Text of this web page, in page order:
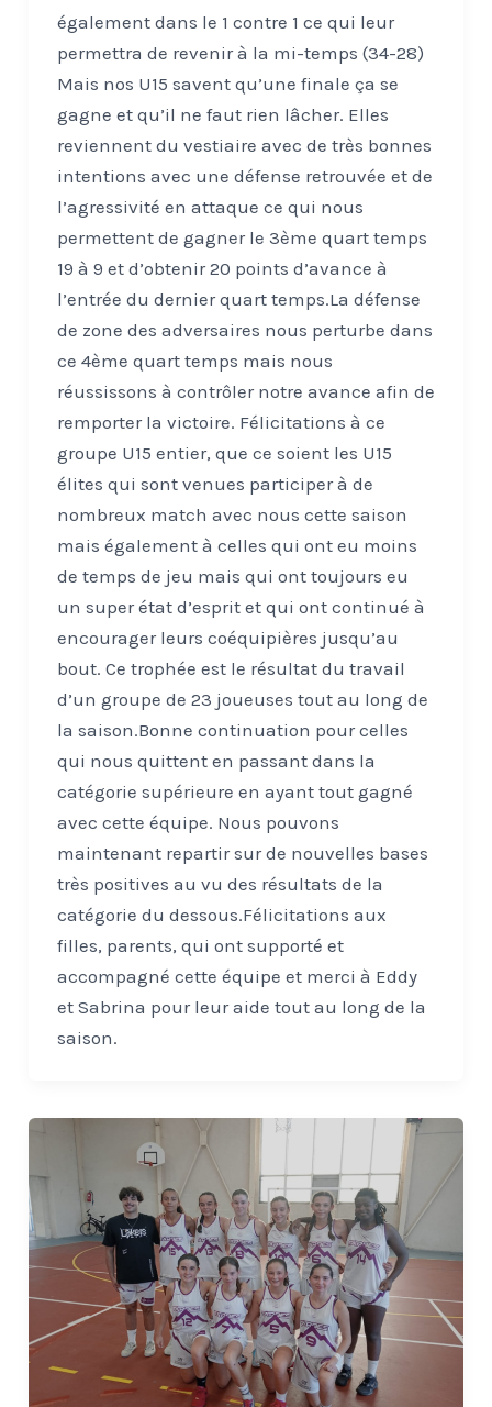
également dans le 1 contre 1 ce qui leur
permettra de revenir à la mi-temps (34-28)
Mais nos U15 savent qu’une finale ça se
gagne et qu’il ne faut rien lâcher. Elles
reviennent du vestiaire avec de très bonnes
intentions avec une défense retrouvée et de
l’agressivité en attaque ce qui nous
permettent de gagner le 3ème quart temps
19 à 9 et d’obtenir 20 points d’avance à
l’entrée du dernier quart temps.La défense
de zone des adversaires nous perturbe dans
ce 4ème quart temps mais nous
réussissons à contrôler notre avance afin de
remporter la victoire. Félicitations à ce
groupe U15 entier, que ce soient les U15
élites qui sont venues participer à de
nombreux match avec nous cette saison
mais également à celles qui ont eu moins
de temps de jeu mais qui ont toujours eu
un super état d’esprit et qui ont continué à
encourager leurs coéquipières jusqu’au
bout. Ce trophée est le résultat du travail
d’un groupe de 23 joueuses tout au long de
la saison.Bonne continuation pour celles
qui nous quittent en passant dans la
catégorie supérieure en ayant tout gagné
avec cette équipe. Nous pouvons
maintenant repartir sur de nouvelles bases
très positives au vu des résultats de la
catégorie du dessous.Félicitations aux
filles, parents, qui ont supporté et
accompagné cette équipe et merci à Eddy
et Sabrina pour leur aide tout au long de la
saison.